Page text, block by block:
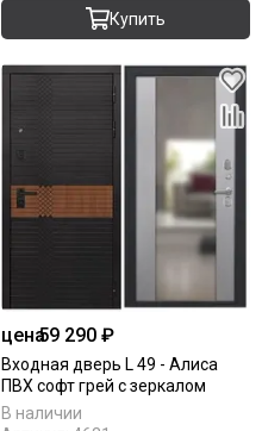
Купить
цена59 290 ₽
Входная дверь L 49 - Алиса
ПВХ софт грей с зеркалом
В наличии